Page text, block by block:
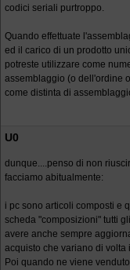
codici seriali purtroppo.
Quando effettuate
ed il carico di un prodotto
potreste utilizzare come
assemblaggio (o dell'ordine
come distinta di
U0
dunque....penso di non
facciamo abitualmente:
i pc sono articoli composti e
scheda "composizioni" tutti
avere anche sempre
acquisto che variano di volta
Poi quando ne viene